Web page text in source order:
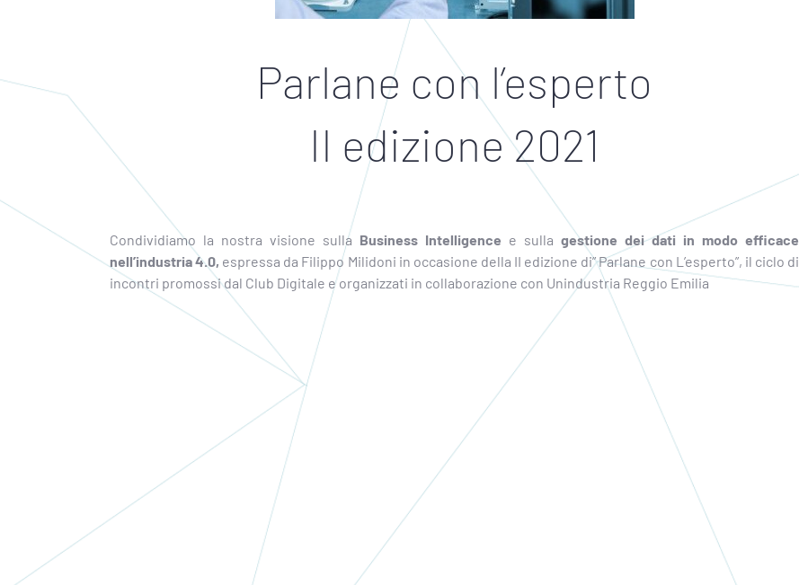
Parlane con l’esperto
II edizione 2021
Condividiamo la nostra visione sulla Business Intelligence e sulla gestione dei dati in modo efficace
nell’industria 4.0, espressa da Filippo Milidoni in occasione della II edizione di” Parlane con L’esperto”, il ciclo di
incontri promossi dal Club Digitale e organizzati in collaborazione con Unindustria Reggio Emilia